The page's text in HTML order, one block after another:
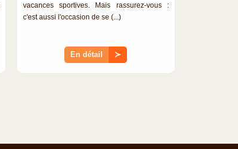
vacances sportives. Mais rassurez-vous :
c'est aussi l'occasion de se (...)
En détail ≻